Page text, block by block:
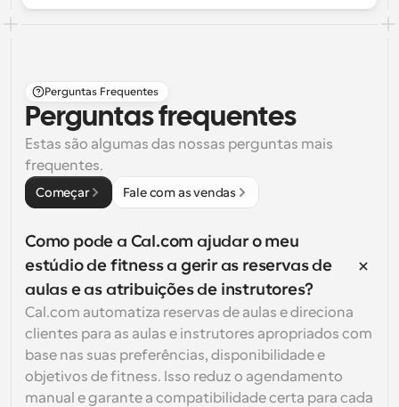
Perguntas Frequentes
Perguntas frequentes
Estas são algumas das nossas perguntas mais
frequentes.
Começar Fale com as vendas
Como pode a Cal.com ajudar o meu
estúdio de fitness a gerir as reservas de
aulas e as atribuições de instrutores?
Cal.com automatiza reservas de aulas e direciona
clientes para as aulas e instrutores apropriados com
base nas suas preferências, disponibilidade e
objetivos de fitness. Isso reduz o agendamento
manual e garante a compatibilidade certa para cada